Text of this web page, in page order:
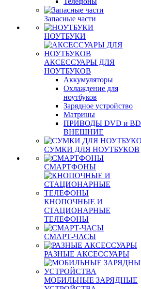
Запасные части
НОУТБУКИ
АКСЕССУАРЫ ДЛЯ
НОУТБУКОВ
Аккумуляторы
Охлаждение для
ноутбуков
Зарядное устройство
Матрицы
ПРИВОДЫ DVD и BD
ВНЕШНИЕ
СУМКИ ДЛЯ НОУТБУКОВ
СМАРТФОНЫ
КНОПОЧНЫЕ И
СТАЦИОНАРНЫЕ
ТЕЛЕФОНЫ
СМАРТ-ЧАСЫ
РАЗНЫЕ АКСЕССУАРЫ
МОБИЛЬНЫЕ ЗАРЯДНЫЕ